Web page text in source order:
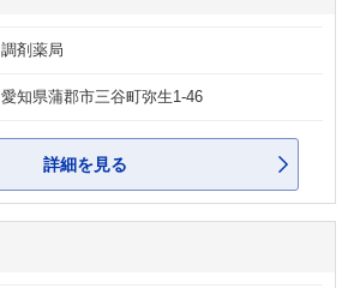
調剤薬局
愛知県蒲郡市三谷町弥生1-46
詳細を見る